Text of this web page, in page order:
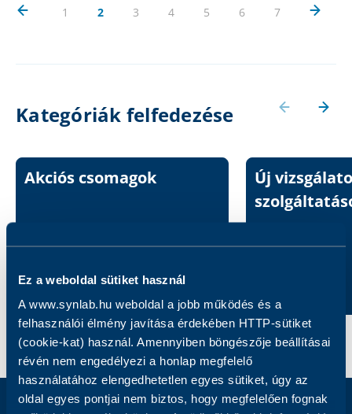
Ez a weboldal sütiket használ
A www.synlab.hu weboldal a jobb működés és a
felhasználói élmény javítása érdekében HTTP-sütiket
(cookie-kat) használ. Amennyiben böngészője beállításai
révén nem engedélyezi a honlap megfelelő
használatához elengedhetetlen egyes sütiket, úgy az
oldal egyes pontjai nem biztos, hogy megfelelően fognak
1 2 3 4 5 6 7
Kategóriák felfedezése
Akciós csomagok
Új